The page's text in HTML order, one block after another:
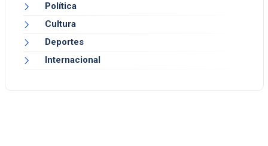
Política
Cultura
Deportes
Internacional